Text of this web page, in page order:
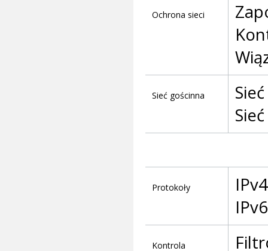
Ochrona sieci
Sieć gościnna
Protokoły
IPv4
IPv6
Kontrola